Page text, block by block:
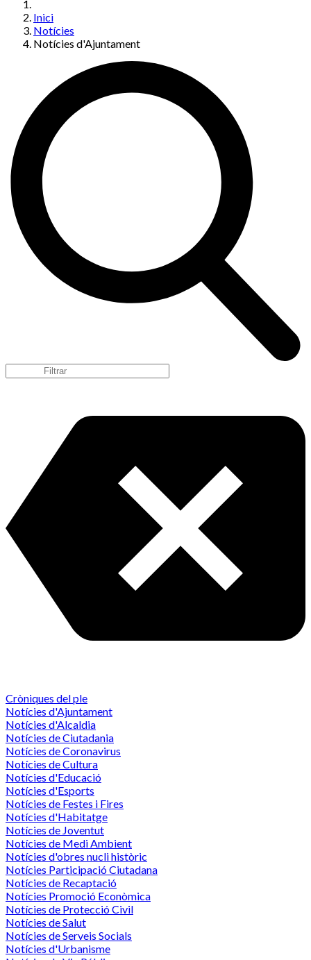
Inici
Notícies
Notícies d'Ajuntament
Cròniques del ple
Notícies d'Ajuntament
Notícies d'Alcaldia
Notícies de Ciutadania
Notícies de Coronavirus
Notícies de Cultura
Notícies d'Educació
Notícies d'Esports
Notícies de Festes i Fires
Notícies d'Habitatge
Notícies de Joventut
Notícies de Medi Ambient
Notícies d'obres nucli històric
Notícies Participació Ciutadana
Notícies de Recaptació
Notícies Promoció Econòmica
Notícies de Protecció Civil
Notícies de Salut
Notícies de Serveis Socials
Notícies d'Urbanisme